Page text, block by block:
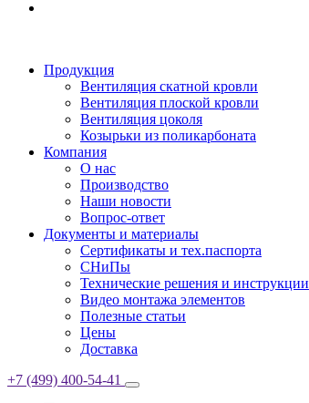
Продукция
Вентиляция скатной кровли
Вентиляция плоской кровли
Вентиляция цоколя
Козырьки из поликарбоната
Компания
О нас
Производство
Наши новости
Вопрос-ответ
Документы и материалы
Сертификаты и тех.паспорта
СНиПы
Технические решения и инструкции
Видео монтажа элементов
Полезные статьи
Цены
Доставка
+7 (499) 400-54-41